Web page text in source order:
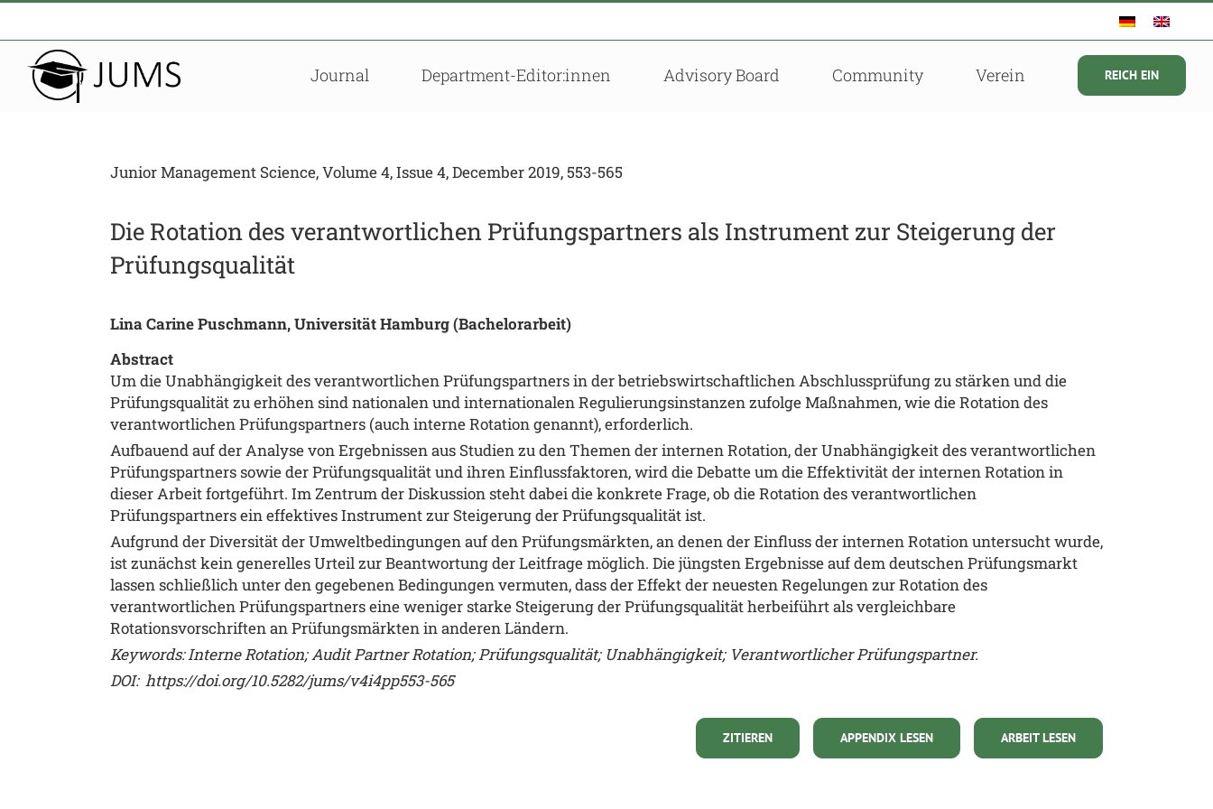
Zum
springen
Journal Department-Editor:innen Advisory Board Community Verein REICH EIN
Junior Management Science, Volume 4, Issue 4, December 2019, 553-565
Die Rotation des verantwortlichen Prüfungspartners als Instrument zur Steigerung der
Prüfungsqualität
Lina Carine Puschmann, Universität Hamburg (Bachelorarbeit)
Abstract
Um die Unabhängigkeit des verantwortlichen Prüfungspartners in der betriebswirtschaftlichen Abschlussprüfung zu stärken und die
Prüfungsqualität zu erhöhen sind nationalen und internationalen Regulierungsinstanzen zufolge Maßnahmen, wie die Rotation des
verantwortlichen Prüfungspartners (auch interne Rotation genannt), erforderlich.
Aufbauend auf der Analyse von Ergebnissen aus Studien zu den Themen der internen Rotation, der Unabhängigkeit des verantwortlichen
Prüfungspartners sowie der Prüfungsqualität und ihren Einflussfaktoren, wird die Debatte um die Effektivität der internen Rotation in
dieser Arbeit fortgeführt. Im Zentrum der Diskussion steht dabei die konkrete Frage, ob die Rotation des verantwortlichen
Prüfungspartners ein effektives Instrument zur Steigerung der Prüfungsqualität ist.
Aufgrund der Diversität der Umweltbedingungen auf den Prüfungsmärkten, an denen der Einfluss der internen Rotation untersucht wurde,
ist zunächst kein generelles Urteil zur Beantwortung der Leitfrage möglich. Die jüngsten Ergebnisse auf dem deutschen Prüfungsmarkt
lassen schließlich unter den gegebenen Bedingungen vermuten, dass der Effekt der neuesten Regelungen zur Rotation des
verantwortlichen Prüfungspartners eine weniger starke Steigerung der Prüfungsqualität herbeiführt als vergleichbare
Rotationsvorschriften an Prüfungsmärkten in anderen Ländern.
Keywords: Interne Rotation; Audit Partner Rotation; Prüfungsqualität; Unabhängigkeit; Verantwortlicher Prüfungspartner.
DOI: https://doi.org/10.5282/jums/v4i4pp553-565
ARBEIT LESEN
APPENDIX LESEN
ZITIEREN